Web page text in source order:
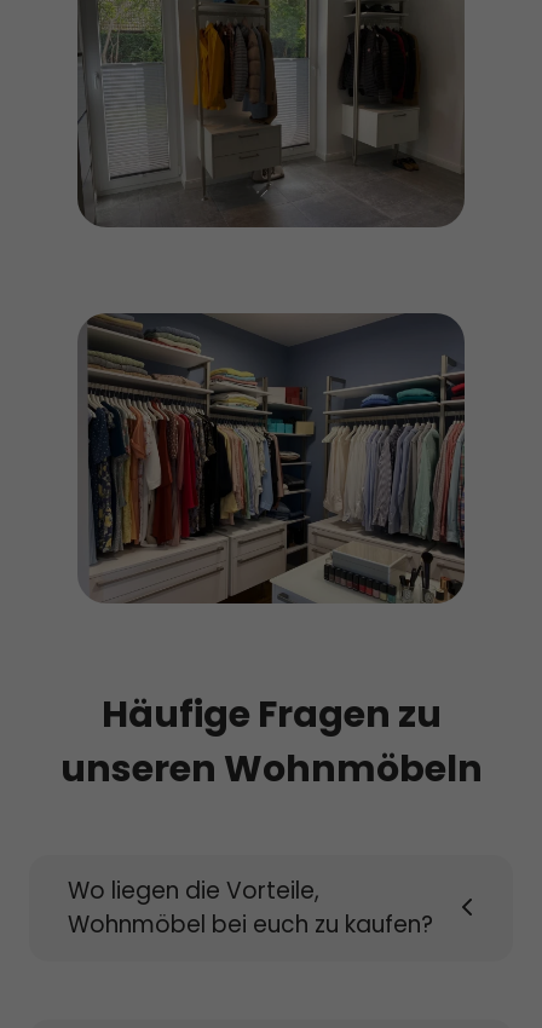
Häufige Fragen zu
unseren Wohnmöbeln
Wo liegen die Vorteile,
Wohnmöbel bei euch zu kaufen?